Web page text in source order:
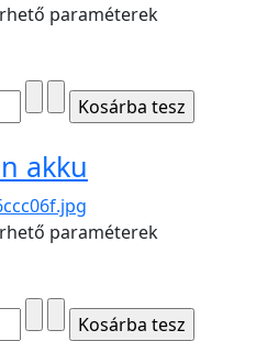
paraméterek
akku
paraméterek